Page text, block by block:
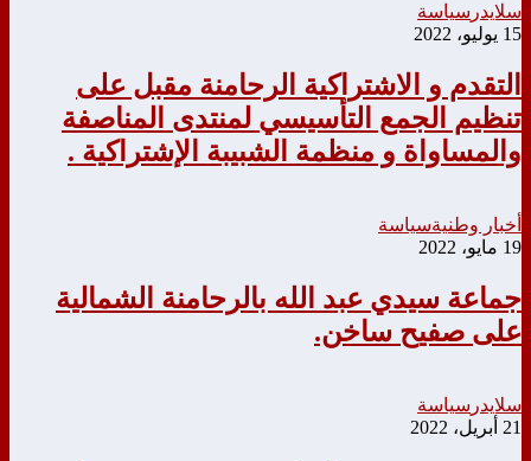
سلايدر سياسة
15 يوليو، 2022
التقدم و الاشتراكية الرحامنة مقبل على
تنظيم الجمع التأسيسي لمنتدى المناصفة
والمساواة و منظمة الشبيبة الإشتراكية .
أخبار وطنيةسياسة
19 مايو، 2022
جماعة سيدي عبد الله بالرحامنة الشمالية
على صفيح ساخن.
سلايدر سياسة
21 أبريل، 2022